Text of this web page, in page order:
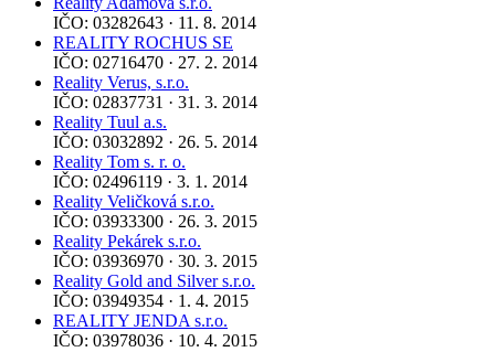
IČO: 03282643 · 11. 8. 2014
REALITY ROCHUS SE
IČO: 02716470 · 27. 2. 2014
Reality Verus, s.r.o.
IČO: 02837731 · 31. 3. 2014
Reality Tuul a.s.
IČO: 03032892 · 26. 5. 2014
Reality Tom s. r. o.
IČO: 02496119 · 3. 1. 2014
Reality Veličková s.r.o.
IČO: 03933300 · 26. 3. 2015
Reality Pekárek s.r.o.
IČO: 03936970 · 30. 3. 2015
Reality Gold and Silver s.r.o.
IČO: 03949354 · 1. 4. 2015
REALITY JENDA s.r.o.
IČO: 03978036 · 10. 4. 2015